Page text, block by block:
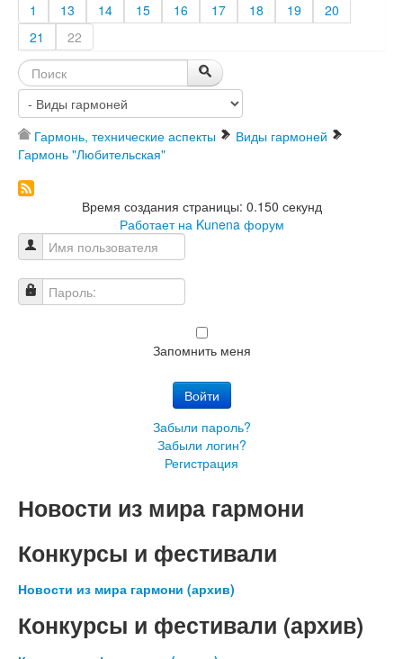
1 13 14 15 16 17 18 19
20
21
22
Гармонь, технические аспекты
Виды гармоней
Гармонь "Любительская"
Время создания страницы: 0.150 секунд
Работает на Kunena форум
Имя пользователя
Пароль:
Запомнить меня
Войти
Забыли пароль?
Забыли логин?
Регистрация
Новости из мира гармони
Конкурсы и фестивали
Новости из мира гармони (архив)
Конкурсы и фестивали (архив)